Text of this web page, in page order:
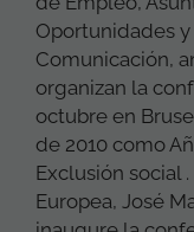
Oportunidades
Comunicación,
organizan la
octubre en
de 2010 como
Exclusión social
Europea, José